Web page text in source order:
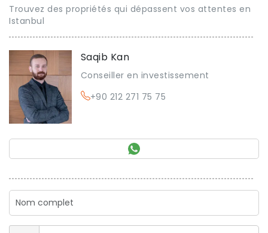
Trouvez des propriétés qui dépassent vos attentes en
Istanbul
Saqib Kan
Conseiller en investissement
+90 212 271 75 75